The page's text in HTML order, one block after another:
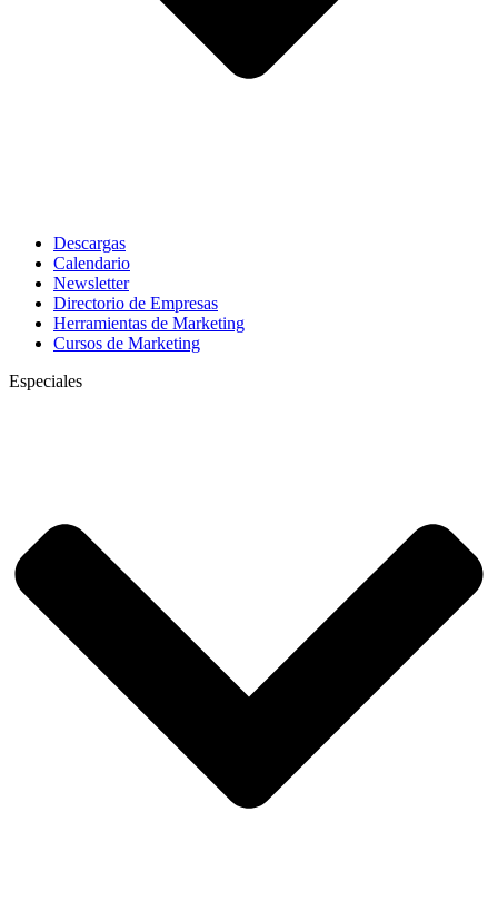
Descargas
Calendario
Newsletter
Directorio de Empresas
Herramientas de Marketing
Cursos de Marketing
Especiales